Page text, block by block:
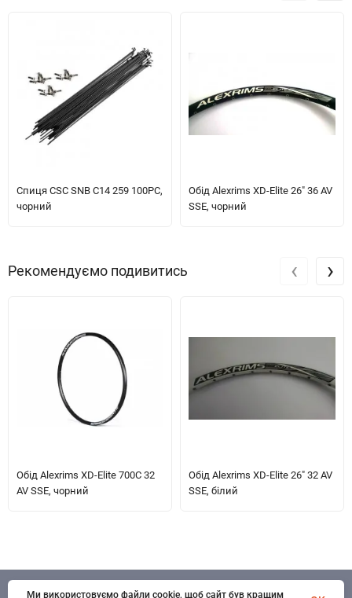
Спиця CSC SNB C14 259 100PC,
чорний
Обід Alexrims XD-Elite 26" 36 AV
SSE, чорний
Рекомендуємо подивитись
Обід Alexrims XD-Elite 700C 32
AV SSE, чорний
Обід Alexrims XD-Elite 26" 32 AV
SSE, білий
‹ ›
Ми використовуємо файли cookie, щоб сайт був кращим